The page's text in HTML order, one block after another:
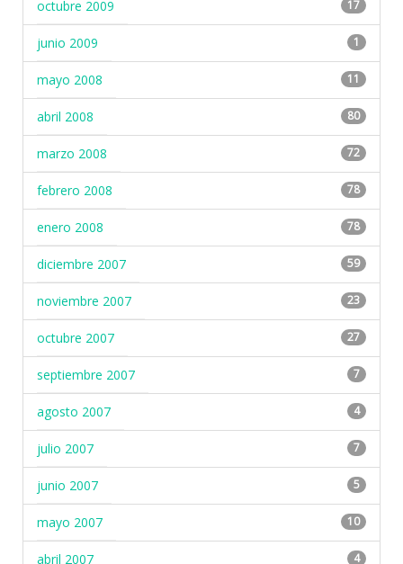
octubre 2009 17
junio 2009 1
mayo 2008 11
abril 2008 80
marzo 2008 72
febrero 2008 78
enero 2008 78
diciembre 2007 59
noviembre 2007 23
octubre 2007 27
septiembre 2007 7
agosto 2007 4
julio 2007 7
junio 2007 5
mayo 2007 10
abril 2007 4